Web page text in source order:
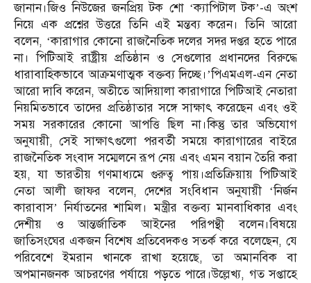
জানান।জিও নিউজের জনপ্রিয় টক শো ‘ক্যাপিটাল টক’-এ অংশ
নিয়ে এক প্রশ্নের উত্তরে তিনি এই মন্তব্য করেন। তিনি আরো
বলেন, ‘কারাগার কোনো রাজনৈতিক দলের সদর দপ্তর হতে পারে
না। পিটিআই রাষ্ট্রীয় প্রতিষ্ঠান ও সেগুলোর প্রধানদের বিরুদ্ধে
ধারাবাহিকভাবে আক্রমণাত্মক বক্তব্য দিচ্ছে।’পিএমএল-এন নেতা
আরো দাবি করেন, অতীতে আদিয়ালা কারাগারে পিটিআই নেতারা
নিয়মিতভাবে তাদের প্রতিষ্ঠাতার সঙ্গে সাক্ষাৎ করেছেন এবং ওই
সময় সরকারের কোনো আপত্তি ছিল না।কিন্তু তার অভিযোগ
অনুযায়ী, সেই সাক্ষাৎগুলো পরবর্তী সময়ে কারাগারের বাইরে
রাজনৈতিক সংবাদ সম্মেলনে রূপ নেয় এবং এমন বয়ান তৈরি করা
হয়, যা ভারতীয় গণমাধ্যমে গুরুত্ব পায়।প্রতিক্রিয়ায় পিটিআই
নেতা আলী জাফর বলেন, দেশের সংবিধান অনুযায়ী ‘নির্জন
কারাবাস’ নির্যাতনের শামিল। মন্ত্রীর বক্তব্য মানবাধিকার এবং
দেশীয় ও আন্তর্জাতিক আইনের পরিপন্থী বলেন।বিষয়ে
জাতিসংঘের একজন বিশেষ প্রতিবেদকও সতর্ক করে বলেছেন, যে
পরিবেশে ইমরান খানকে রাখা হয়েছে, তা অমানবিক বা
অপমানজনক আচরণের পর্যায়ে পড়তে পারে।উল্লেখ্য, গত সপ্তাহে